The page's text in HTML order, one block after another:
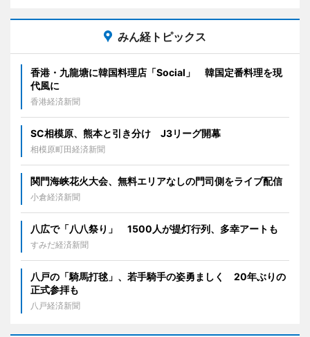
みん経トピックス
香港・九龍塘に韓国料理店「Social」 韓国定番料理を現
代風に
香港経済新聞
SC相模原、熊本と引き分け J3リーグ開幕
相模原町田経済新聞
関門海峡花火大会、無料エリアなしの門司側をライブ配信
小倉経済新聞
八広で「八八祭り」 1500人が提灯行列、多幸アートも
すみだ経済新聞
八戸の「騎馬打毬」、若手騎手の姿勇ましく 20年ぶりの
正式参拝も
八戸経済新聞